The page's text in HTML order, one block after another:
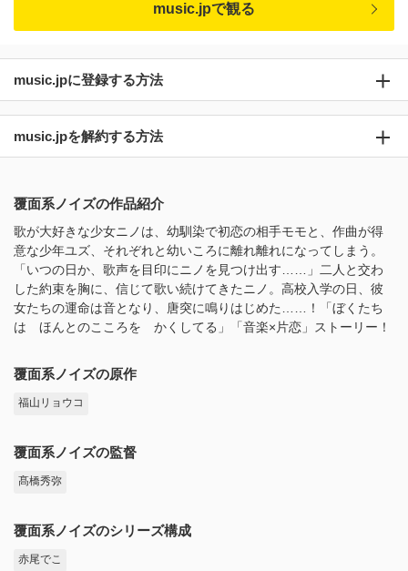
music.jpで観る
music.jpに登録する方法
music.jpを解約する方法
覆面系ノイズの作品紹介
歌が大好きな少女ニノは、幼馴染で初恋の相手モモと、作曲が得
意な少年ユズ、それぞれと幼いころに離れ離れになってしまう。
「いつの日か、歌声を目印にニノを見つけ出す……」二人と交わ
した約束を胸に、信じて歌い続けてきたニノ。高校入学の日、彼
女たちの運命は音となり、唐突に鳴りはじめた……！「ぼくたち
は ほんとのこころを かくしてる」「音楽×片恋」ストーリー！
覆面系ノイズの原作
福山リョウコ
覆面系ノイズの監督
髙橋秀弥
覆面系ノイズのシリーズ構成
赤尾でこ